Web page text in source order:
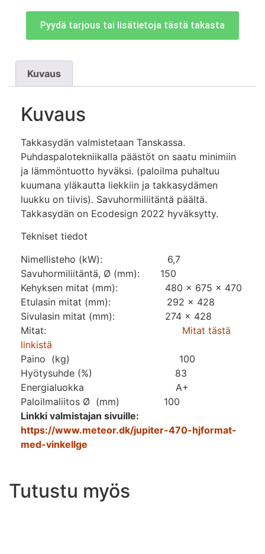
Pyydä tarjous tai lisätietoja tästä takasta
Kuvaus
Kuvaus
Takkasydän valmistetaan Tanskassa.
Puhdaspalotekniikalla päästöt on saatu minimiin
ja lämmöntuotto hyväksi. (paloilma puhaltuu
kuumana yläkautta liekkiin ja takkasydämen
luukku on tiivis). Savuhormiliitäntä päältä.
Takkasydän on Ecodesign 2022 hyväksytty.
Tekniset tiedot
Nimellisteho (kW): 6,7
Savuhormiliitäntä, Ø (mm): 150
Kehyksen mitat (mm): 480 x 675 x 470
Etulasin mitat (mm): 292 x 428
Sivulasin mitat (mm): 274 x 428
Mitat: Mitat tästä
linkistä
Paino (kg) 100
Hyötysuhde (%) 83
Energialuokka A+
Paloilmaliitos Ø (mm) 100
Linkki valmistajan sivuille:
https://www.meteor.dk/jupiter-470-hjformat-
med-vinkellge
Tutustu myös